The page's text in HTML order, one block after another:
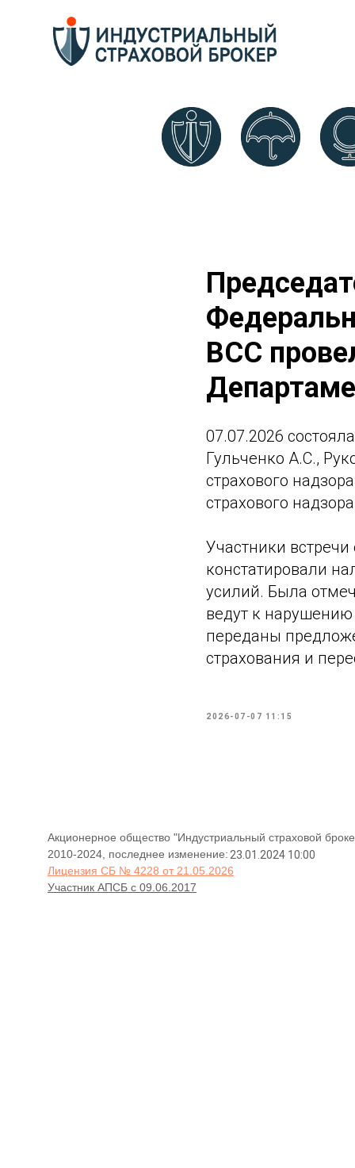
ВСС
07.07.2026
Гульченко А.С.,
страхового
страхового
Участники
констатировали
усилий. Была
ведут к нарушению
переданы
страхования и
2026-07-07 11:15
Акционерное общество "Индустриальный страховой
2010-2024, последнее изменение:
Лицензия СБ № 4228 от 21.05.2026
Участник АПСБ с 09.06.2017
23.01.2024 10:00